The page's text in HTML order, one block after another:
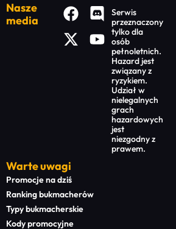
Nasze
media
Serwis
przeznaczony
tylko dla
osób
pełnoletnich.
Hazard jest
związany z
ryzykiem.
Udział w
nielegalnych
grach
hazardowych
jest
niezgodny z
prawem.
Warte uwagi
Promocje na dziś
Ranking bukmacherów
Typy bukmacherskie
Kody promocyjne